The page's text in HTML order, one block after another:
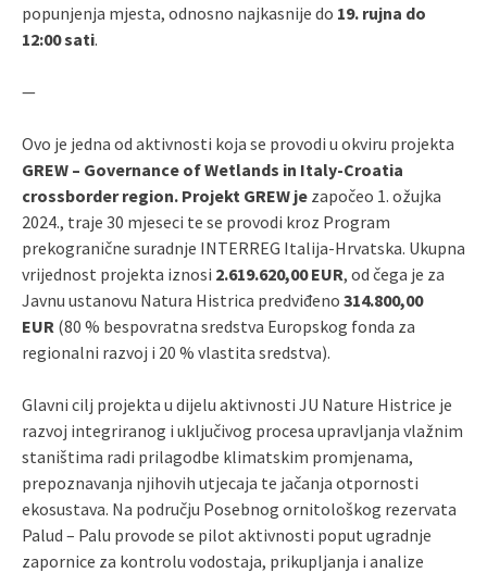
popunjenja mjesta, odnosno najkasnije do 19. rujna do
12:00 sati.
—
Ovo je jedna od aktivnosti koja se provodi u okviru projekta
GREW – Governance of Wetlands in Italy-Croatia
crossborder region. Projekt GREW je započeo 1. ožujka
2024., traje 30 mjeseci te se provodi kroz Program
prekogranične suradnje INTERREG Italija-Hrvatska. Ukupna
vrijednost projekta iznosi 2.619.620,00 EUR, od čega je za
Javnu ustanovu Natura Histrica predviđeno 314.800,00
EUR (80 % bespovratna sredstva Europskog fonda za
regionalni razvoj i 20 % vlastita sredstva).
Glavni cilj projekta u dijelu aktivnosti JU Nature Histrice je
razvoj integriranog i uključivog procesa upravljanja vlažnim
staništima radi prilagodbe klimatskim promjenama,
prepoznavanja njihovih utjecaja te jačanja otpornosti
ekosustava. Na području Posebnog ornitološkog rezervata
Palud – Palu provode se pilot aktivnosti poput ugradnje
zapornice za kontrolu vodostaja, prikupljanja i analize